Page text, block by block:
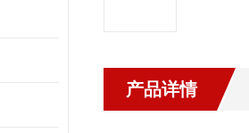
产品详情